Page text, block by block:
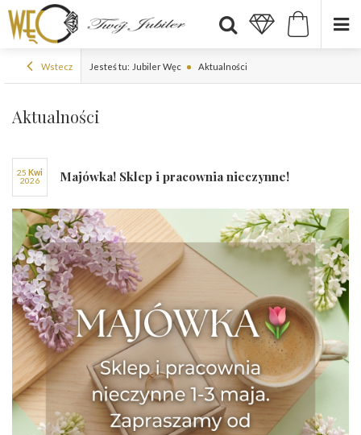
Wstecz Jesteś tu: Jubiler Węc Aktualności
Aktualności
25
kwi
2026
Majówka! Sklep i pracownia nieczynne!